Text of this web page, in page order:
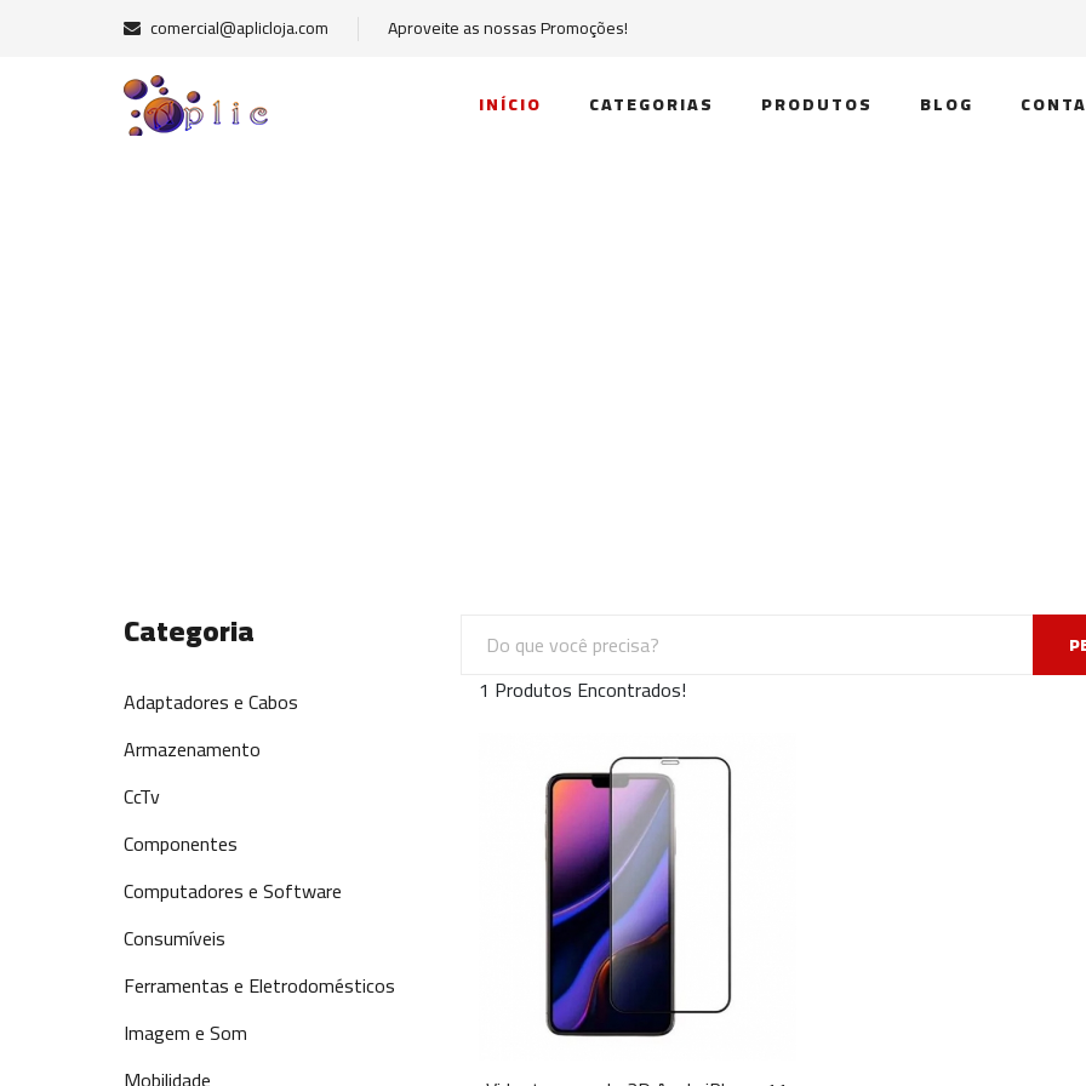
comercial@aplicloja.com Aproveite as nossas Promoções!
INÍCIO CATEGORIAS PRODUTOS BLOG
Categoria
Adaptadores e Cabos
Armazenamento
CcTv
Componentes
Computadores e Software
Consumíveis
Ferramentas e Eletrodomésticos
Imagem e Som
1 Produtos Encontrados!